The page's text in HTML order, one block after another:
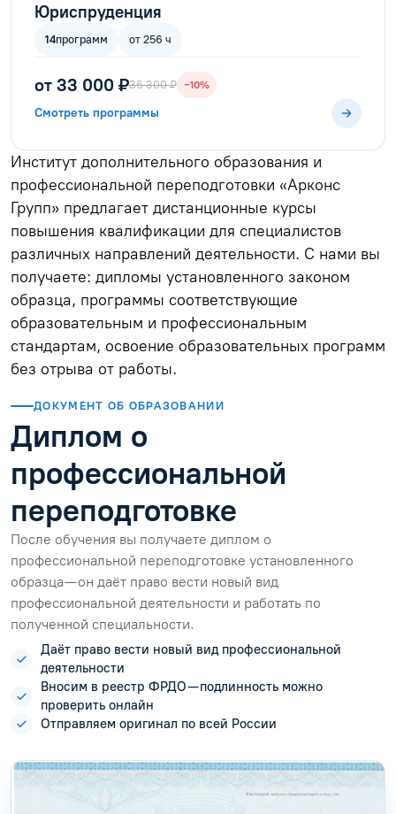
Юриспруденция
14программ от 256 ч
от 33 000 ₽36 300 ₽ −10%
Смотреть программы
Институт дополнительного образования и
профессиональной переподготовки «Арконс
Групп» предлагает дистанционные курсы
повышения квалификации для специалистов
различных направлений деятельности. С нами вы
получаете: дипломы установленного законом
образца, программы соответствующие
образовательным и профессиональным
стандартам, освоение образовательных программ
без отрыва от работы.
ДОКУМЕНТ ОБ ОБРАЗОВАНИИ
Диплом о
профессиональной
переподготовке
После обучения вы получаете диплом о
профессиональной переподготовке установленного
образца — он даёт право вести новый вид
профессиональной деятельности и работать по
полученной специальности.
Даёт право вести новый вид профессиональной
деятельности
Вносим в реестр ФРДО — подлинность можно
проверить онлайн
Отправляем оригинал по всей России